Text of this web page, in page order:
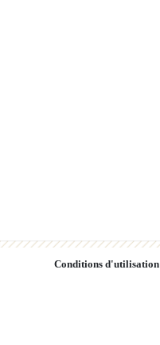
Conditions d'utilisation